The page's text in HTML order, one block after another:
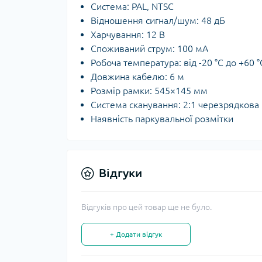
Система: PAL, NTSC
Відношення сигнал/шум: 48 дБ
Харчування: 12 В
Споживаний струм: 100 мА
Робоча температура: від -20 °C до +60
Довжина кабелю: 6 м
Розмір рамки: 545×145 мм
Система сканування: 2:1 черезрядкова
Наявність паркувальної розмітки
Відгуки
Відгуків про цей товар ще не було.
+ Додати відгук